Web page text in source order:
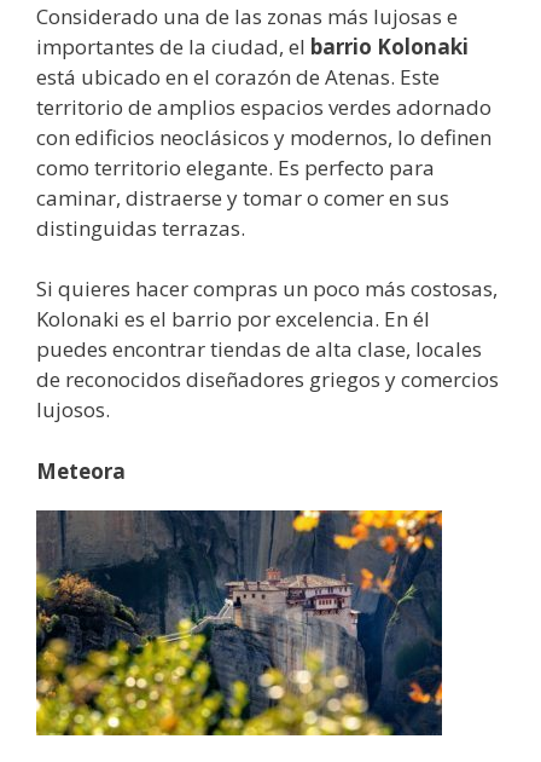
Considerado una de las zonas más lujosas e
importantes de la ciudad, el barrio Kolonaki
está ubicado en el corazón de Atenas. Este
territorio de amplios espacios verdes adornado
con edificios neoclásicos y modernos, lo definen
como territorio elegante. Es perfecto para
caminar, distraerse y tomar o comer en sus
distinguidas terrazas.
Si quieres hacer compras un poco más costosas,
Kolonaki es el barrio por excelencia. En él
puedes encontrar tiendas de alta clase, locales
de reconocidos diseñadores griegos y comercios
lujosos.
Meteora